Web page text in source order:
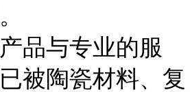
品与专业的服
被陶瓷材料、复